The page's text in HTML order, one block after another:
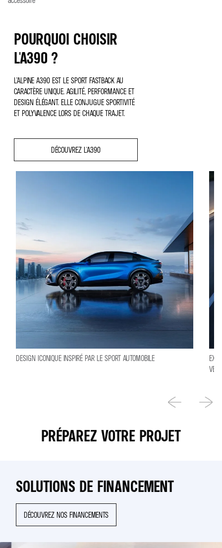
POURQUOI CHOISIR
L'A390 ?
L’ALPINE A390 EST LE SPORT FASTBACK AU
CARACTÈRE UNIQUE. AGILITÉ, PERFORMANCE ET
DESIGN ÉLÉGANT. ELLE CONJUGUE SPORTIVITÉ
ET POLYVALENCE LORS DE CHAQUE TRAJET.
DÉCOUVREZ L'A390
DESIGN ICONIQUE INSPIRÉ PAR LE SPORT AUTOMOBILE
PRÉPAREZ VOTRE PROJET
SOLUTIONS DE FINANCEMENT
DÉCOUVREZ NOS FINANCEMENTS